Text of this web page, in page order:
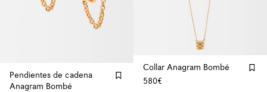
Pendientes de cadena
Anagram Bombé
Collar Anagram Bombé
580€